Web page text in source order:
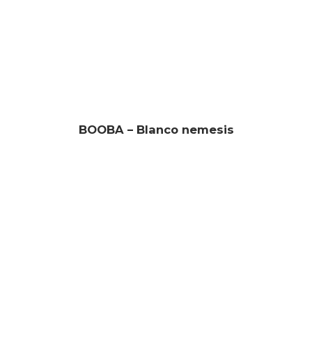
BOOBA – Blanco nemesis